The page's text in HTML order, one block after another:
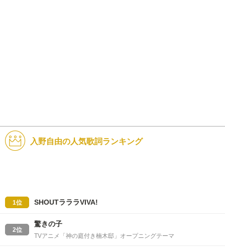
入野自由の人気歌詞ランキング
1位 SHOUTラララVIVA!
2位
驚きの子
TVアニメ「神の庭付き楠木邸」オープニングテーマ